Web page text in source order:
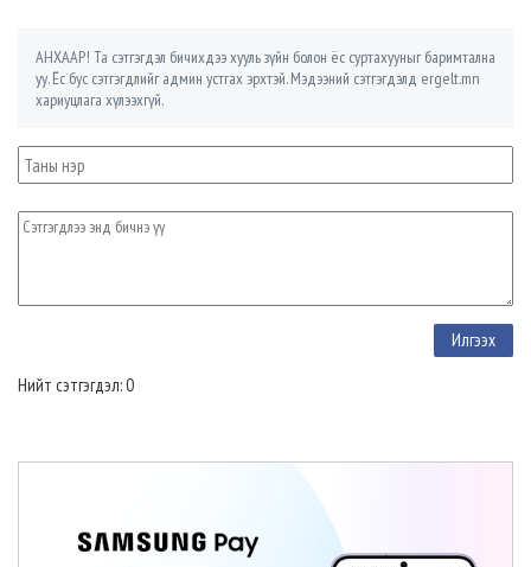
АНХААР! Та сэтгэгдэл бичихдээ хууль зүйн болон ёс суртахууныг баримтална
уу. Ёс бус сэтгэгдлийг админ устгах эрхтэй. Мэдээний сэтгэгдэлд ergelt.mn
хариуцлага хүлээхгүй.
Нийт сэтгэгдэл: 0